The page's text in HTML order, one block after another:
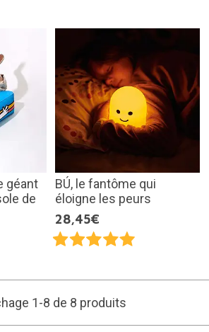
géant
de
BÚ, le fantôme qui
éloigne les peurs
28,45€
1-8 de 8 produits